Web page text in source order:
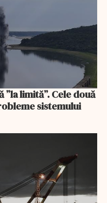
limită”. Cele două
sistemului